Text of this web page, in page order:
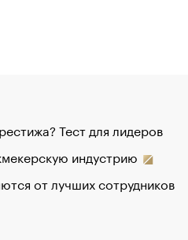
Тест для лидеров
индустрию
от лучших сотрудников